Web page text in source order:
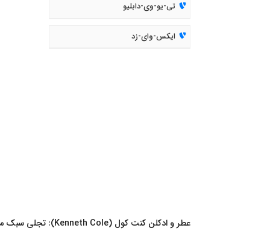
تی-یو-وی-دابلیو
ایکس-وای-زد
عطر و ادکلن کنت کول (Kenneth Cole): تجلی سبک مدرن و لوکس در دنیای عطرسازی